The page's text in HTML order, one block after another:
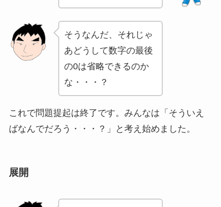
そうなんだ、それじゃ
あどうして数字の最後
の0は省略できるのか
な・・・？
これで問題提起は終了です。みんなは「そういえ
ばなんでだろう・・・？」と考え始めました。
展開